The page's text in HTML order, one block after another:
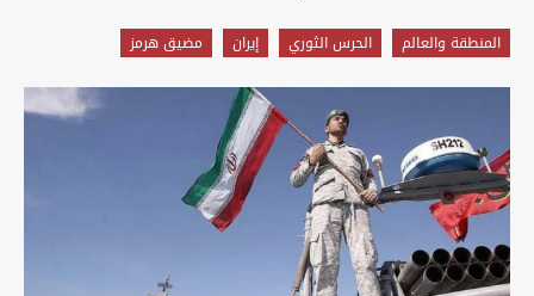
المنطقة والعالم الحرس الثوري إيران مضيق هرمز